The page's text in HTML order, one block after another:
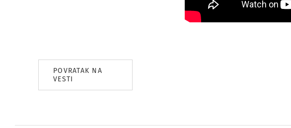
POVRATAK NA
VESTI